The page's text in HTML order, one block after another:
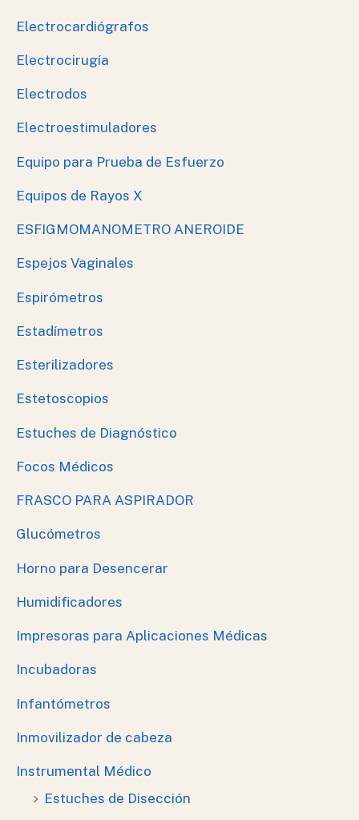
Electrocardiógrafos
Electrocirugía
Electrodos
Electroestimuladores
Equipo para Prueba de Esfuerzo
Equipos de Rayos X
ESFIGMOMANOMETRO ANEROIDE
Espejos Vaginales
Espirómetros
Estadímetros
Esterilizadores
Estetoscopios
Estuches de Diagnóstico
Focos Médicos
FRASCO PARA ASPIRADOR
Glucómetros
Horno para Desencerar
Humidificadores
Impresoras para Aplicaciones Médicas
Incubadoras
Infantómetros
Inmovilizador de cabeza
Instrumental Médico
Estuches de Disección